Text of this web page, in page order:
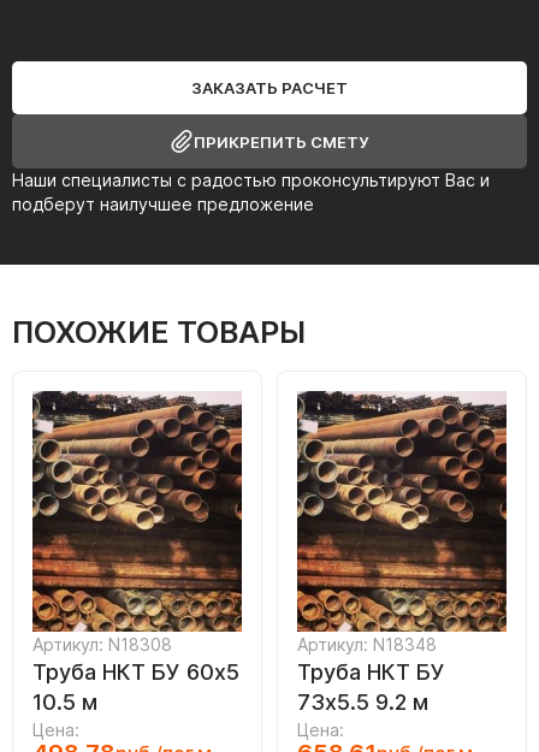
Наши специалисты с радостью проконсультируют Вас и
подберут наилучшее предложение
ЗАКАЗАТЬ РАСЧЕТ
ПРИКРЕПИТЬ СМЕТУ
ПОХОЖИЕ ТОВАРЫ
Артикул: N18308
Труба НКТ БУ 60х5
10.5 м
Цена:
Артикул: N18348
Труба НКТ БУ
73х5.5 9.2 м
Цена: